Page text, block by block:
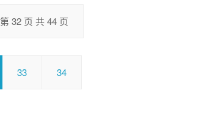
第 32 页 共 44 页
33 34